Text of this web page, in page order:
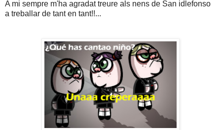
A mi sempre m'ha agradat treure als nens de San idlefonso
a treballar de tant en tant!!...